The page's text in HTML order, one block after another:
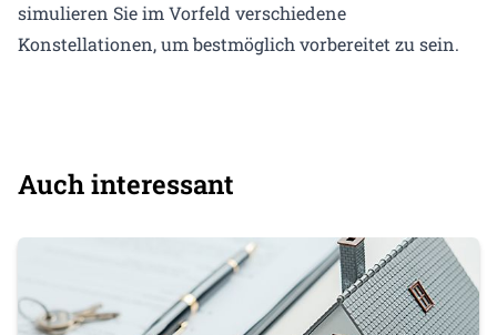
simulieren Sie im Vorfeld verschiedene
Konstellationen, um bestmöglich vorbereitet zu sein.
Auch interessant